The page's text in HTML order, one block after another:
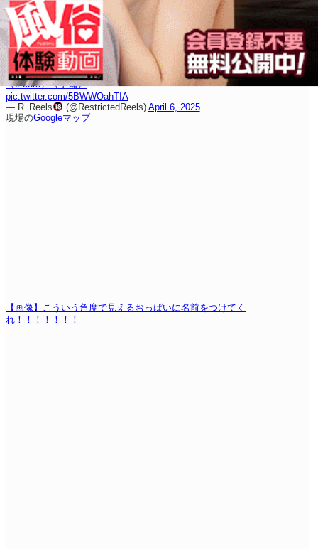
（x.com）（予備）
pic.twitter.com/5BWWOahTIA
— R_Reels
(@RestrictedReels) April 6, 2025
現場のGoogleマップ
【画像】こういう角度で見えるおっぱいに名前をつけてく
れ！！！！！！！